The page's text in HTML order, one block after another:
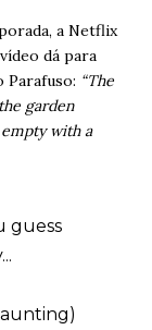
a Netflix
dá para
“The
garden
with a
guess